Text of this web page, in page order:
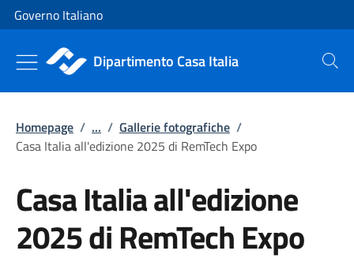
Vai al contenuto
Vai alla navigazione del sito
Governo Italiano
Dipartimento Casa Italia Cerca
Homepage / ... / Gallerie fotografiche /
Casa Italia all'edizione 2025 di RemTech Expo
Casa Italia all'edizione
2025 di RemTech Expo